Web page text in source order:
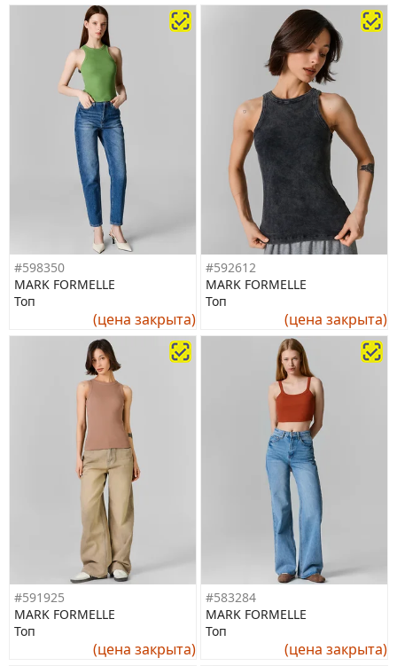
#598350
MARK FORMELLE
Топ
(цена закрыта)
#592612
MARK FORMELLE
Топ
(цена закрыта)
#591925
MARK FORMELLE
Топ
(цена закрыта)
#583284
MARK FORMELLE
Топ
(цена закрыта)